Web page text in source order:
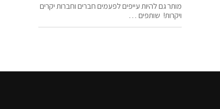
מותר גם להיות עייפים לפעמים חברים וחברות יקרים
ויקרות! שותפים …